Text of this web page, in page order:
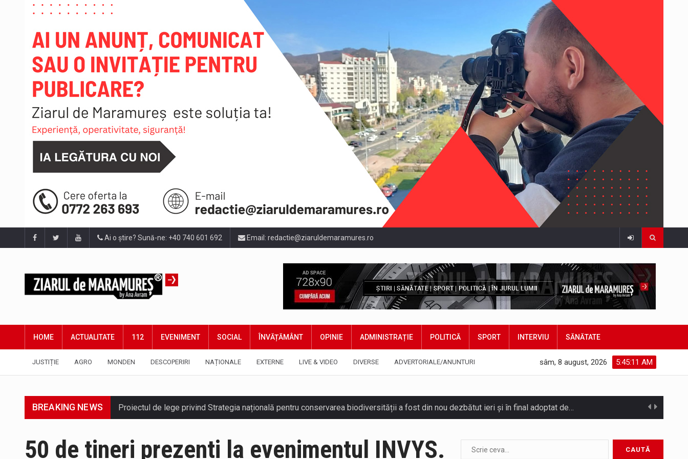
Ai o știre? Sună-ne: +40 740 601 692 Email: redactie@ziaruldemaramures.ro
HOME ACTUALITATE 112 EVENIMENT SOCIAL ÎNVĂȚĂMÂNT OPINIE ADMINISTRAȚIE POLITICĂ SPORT INTERVIU SĂNĂTATE
JUSTIȚIE AGRO MONDEN DESCOPERIRI NAȚIONALE EXTERNE LIVE & VIDEO DIVERSE ADVERTORIALE/ANUNTURI 5:45:13 AM
sâm, 8 august, 2026
BREAKING NEWS Pe scurt. Statuia lui PINTEA VITEAZU din fața Jandarmeriei Maramures a ajuns să fie zilele acestea mărul discordiei între administrații.…
50 de tineri prezenti la evenimentul INVYS.